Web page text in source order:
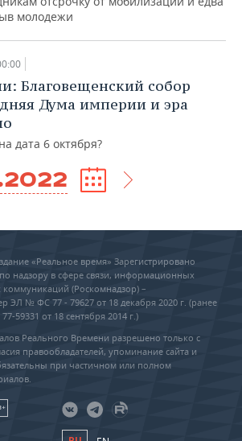
молодежи
Благовещенский собор
Дума империи и эра
дата 6 октября?
«Реальное время» Зарегистрировано
надзору в сфере связи, информационных
коммуникаций (Роскомнадзор) –
ЭЛ № ФС 77 - 79627 от 18 декабря 2020 г. (ранее
59331 от 18 сентября 2014 г.)
Реального Времени разрешено только с
правообладателей, упоминание сайта и
при частичном или полном